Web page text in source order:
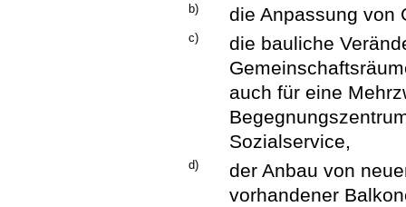
b) die Anpassung von
c)
die bauliche
auch für eine
Sozialservice,
d)
der Anbau von
vorhandener